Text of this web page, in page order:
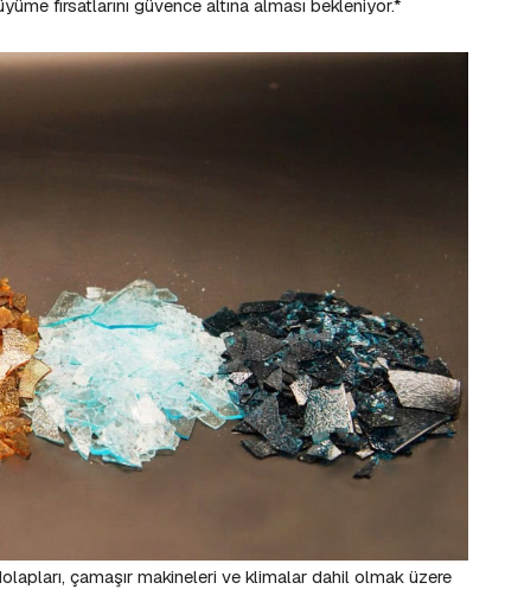
fırsatlarını güvence altına alması bekleniyor.*
çamaşır makineleri ve klimalar dahil olmak üzere